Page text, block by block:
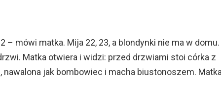
– mówi matka. Mija 22, 23, a blondynki nie ma w domu.
Matka otwiera i widzi: przed drzwiami stoi córka z
nawalona jak bombowiec i macha biustonoszem.